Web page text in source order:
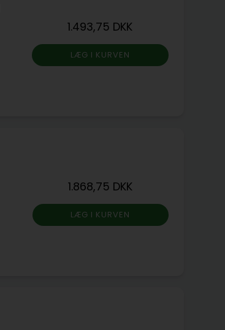
1.493,75 DKK
1.868,75 DKK